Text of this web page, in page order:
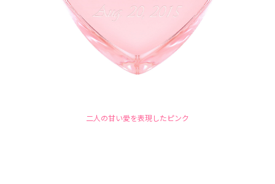
二人の甘い愛を表現したピンク